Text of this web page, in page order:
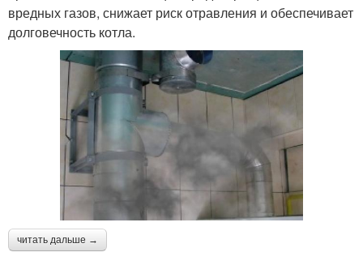
вредных газов, снижает риск отравления и обеспечивает
долговечность котла.
читать дальше →